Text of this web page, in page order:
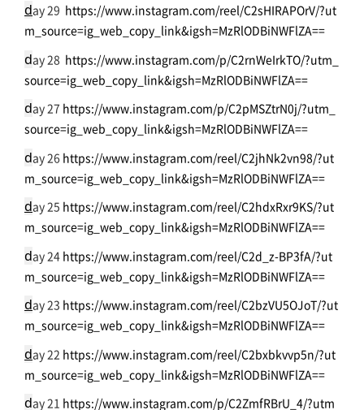
day 29 https://www.instagram.com/reel/C2sHIRAPOrV/?ut
m_source=ig_web_copy_link&igsh=MzRlODBiNWFlZA==
day 28 https://www.instagram.com/p/C2rnWeIrkTO/?utm_
source=ig_web_copy_link&igsh=MzRlODBiNWFlZA==
day 27 https://www.instagram.com/p/C2pMSZtrN0j/?utm_
source=ig_web_copy_link&igsh=MzRlODBiNWFlZA==
day 26 https://www.instagram.com/reel/C2jhNk2vn98/?ut
m_source=ig_web_copy_link&igsh=MzRlODBiNWFlZA==
day 25 https://www.instagram.com/reel/C2hdxRxr9KS/?ut
m_source=ig_web_copy_link&igsh=MzRlODBiNWFlZA==
day 24 https://www.instagram.com/reel/C2d_z-BP3fA/?ut
m_source=ig_web_copy_link&igsh=MzRlODBiNWFlZA==
day 23 https://www.instagram.com/reel/C2bzVU5OJoT/?ut
m_source=ig_web_copy_link&igsh=MzRlODBiNWFlZA==
day 22 https://www.instagram.com/reel/C2bxbkvvp5n/?ut
m_source=ig_web_copy_link&igsh=MzRlODBiNWFlZA==
day 21 https://www.instagram.com/p/C2ZmfRBrU_4/?utm